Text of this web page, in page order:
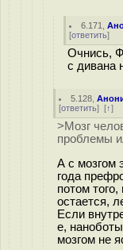
6.171 ,
[ответить]
Очнись,
с дивана
5.128 ,
[ответить] [↑]
>Мозг
проблемы
А с мозгом
года
потом
остается,
Если
е,
мозгом не